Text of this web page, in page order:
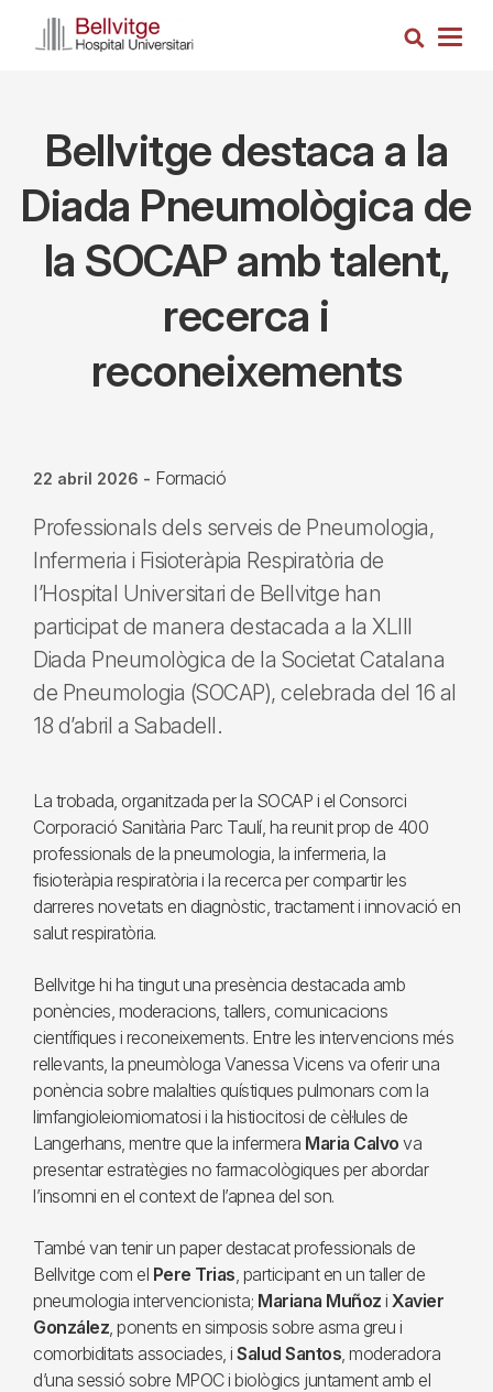
Cerca
Bellvitge destaca a la
Diada Pneumològica de
la SOCAP amb talent,
recerca i
reconeixements
22 abril 2026 - Formació
Professionals dels serveis de Pneumologia,
Infermeria i Fisioteràpia Respiratòria de
l’Hospital Universitari de Bellvitge han
participat de manera destacada a la XLIII
Diada Pneumològica de la Societat Catalana
de Pneumologia (SOCAP), celebrada del 16 al
18 d’abril a Sabadell.
La trobada, organitzada per la SOCAP i el Consorci
Corporació Sanitària Parc Taulí, ha reunit prop de 400
professionals de la pneumologia, la infermeria, la
fisioteràpia respiratòria i la recerca per compartir les
darreres novetats en diagnòstic, tractament i innovació en
salut respiratòria.
Bellvitge hi ha tingut una presència destacada amb
ponències, moderacions, tallers, comunicacions
científiques i reconeixements. Entre les intervencions més
rellevants, la pneumòloga Vanessa Vicens va oferir una
ponència sobre malalties quístiques pulmonars com la
limfangioleiomiomatosi i la histiocitosi de cèl·lules de
Langerhans, mentre que la infermera Maria Calvo va
presentar estratègies no farmacològiques per abordar
l’insomni en el context de l’apnea del son.
També van tenir un paper destacat professionals de
Bellvitge com el Pere Trias, participant en un taller de
pneumologia intervencionista; Mariana Muñoz i Xavier
González, ponents en simposis sobre asma greu i
comorbiditats associades, i Salud Santos, moderadora
d’una sessió sobre MPOC i biològics juntament amb el